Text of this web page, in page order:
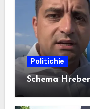
Politichie
Schema